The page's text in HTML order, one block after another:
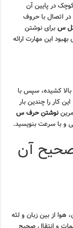
در پایین آن
اتصال با حروف
سبرای نوشتن
این مهارت ارائه
کشیده، سپس با
کار را چندین بار
نوشتن حرف س
و با سرعت بنویسید.
آن
از بین زبان و لثه